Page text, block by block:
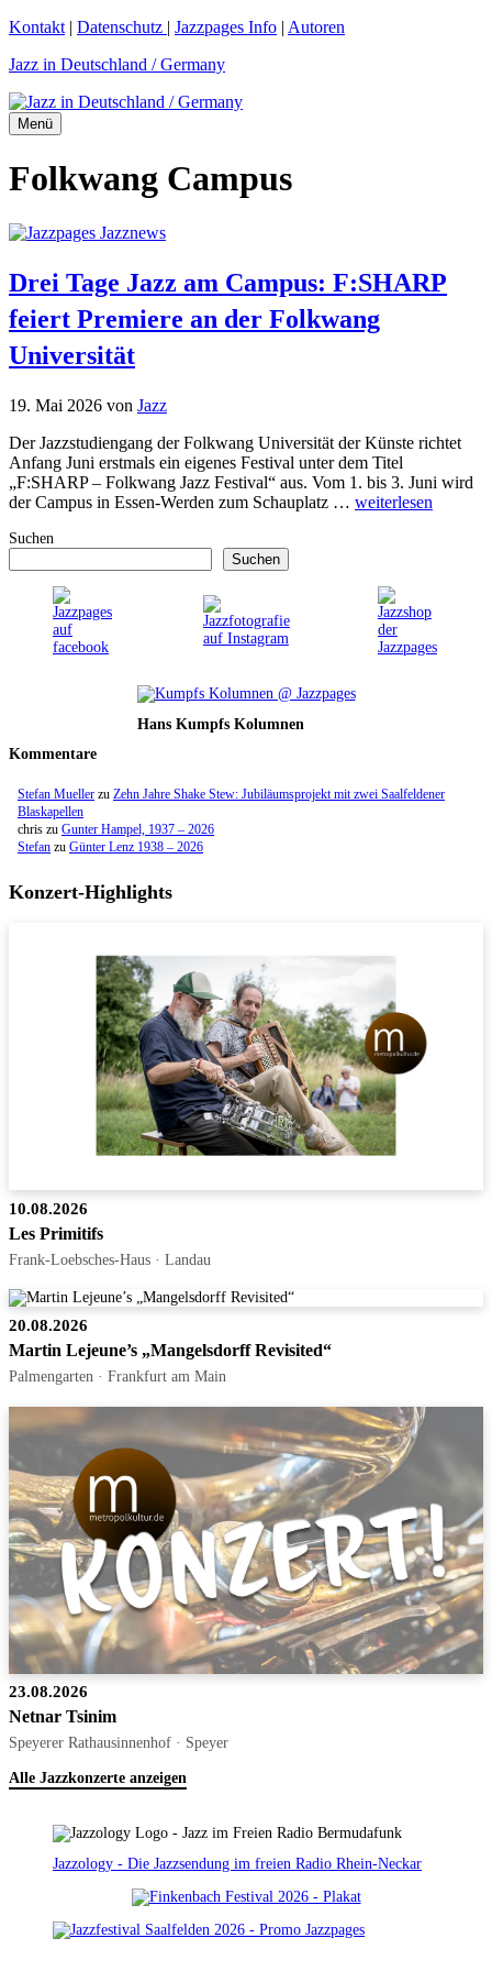
Zum
springen
Kontakt | Datenschutz | Jazzpages Info | Autoren
Jazz in Deutschland / Germany
Menü
Folkwang Campus
Drei Tage Jazz am Campus: F:SHARP
feiert Premiere an der Folkwang
Universität
19. Mai 2026 von Jazz
Der Jazzstudiengang der Folkwang Universität der Künste richtet
Anfang Juni erstmals ein eigenes Festival unter dem Titel
„F:SHARP – Folkwang Jazz Festival“ aus. Vom 1. bis 3. Juni wird
der Campus in Essen-Werden zum Schauplatz … weiterlesen
Suchen
Suchen
Hans Kumpfs Kolumnen
Kommentare
Stefan Mueller zu Zehn Jahre Shake Stew: Jubiläumsprojekt mit zwei Saalfeldener
Blaskapellen
chris zu Gunter Hampel, 1937 – 2026
Stefan zu Günter Lenz 1938 – 2026
Konzert-Highlights
10.08.2026
Les Primitifs
Frank-Loebsches-Haus · Landau
20.08.2026
Martin Lejeune’s „Mangelsdorff Revisited“
Palmengarten · Frankfurt am Main
23.08.2026
Netnar Tsinim
Speyerer Rathausinnenhof · Speyer
Alle Jazzkonzerte anzeigen
Jazzology - Die Jazzsendung im freien Radio Rhein-Neckar